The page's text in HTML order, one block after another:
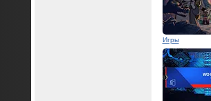
Игры